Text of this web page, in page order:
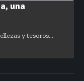
una
y tesoros…